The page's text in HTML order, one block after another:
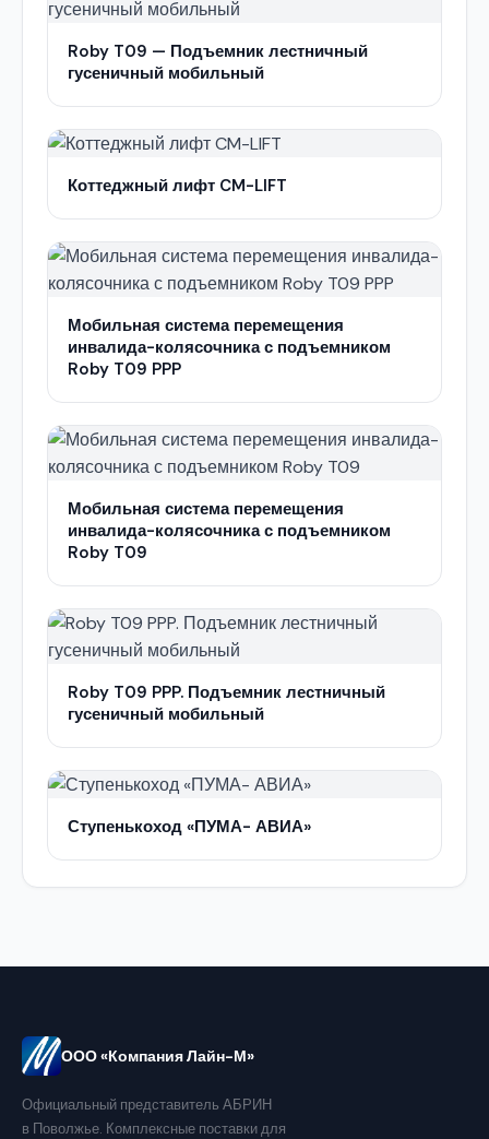
Roby T09 — Подъемник лестничный
гусеничный мобильный
Коттеджный лифт CM-LIFT
Мобильная система перемещения
инвалида-колясочника с подъемником
Roby T09 PPP
Мобильная система перемещения
инвалида-колясочника с подъемником
Roby T09
Roby T09 PPP. Подъемник лестничный
гусеничный мобильный
Ступенькоход «ПУМА- АВИА»
ООО «Компания Лайн-М»
Официальный представитель АБРИН
в Поволжье. Комплексные поставки для